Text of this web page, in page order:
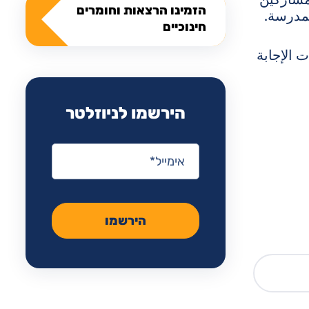
الإجابة
הזמינו הרצאות וחומרים
חינוכיים
הירשמו לניוזלטר
אימייל
הירשמו